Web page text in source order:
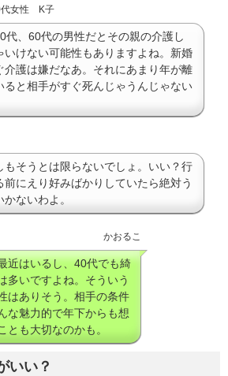
代女性 K子
代、60代の男性だとその親の介護し
いけない可能性もありますよね。新婚
介護は嫌だなあ。それにあまり年が離
ると相手がすぐ死んじゃうんじゃない
もそうとは限らないでしょ。いい？行
前にえり好みばかりしていたら絶対う
かないわよ。
かおるこ
近はいるし、40代でも綺
多いですよね。そういう
はありそう。相手の条件
な魅力的で年下からも想
とも大切なのかも。
いい？